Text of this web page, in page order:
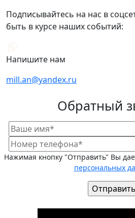
Подписывайтесь на нас в
быть в курсе наших событий:
Напишите нам
mill.an@yandex.ru
Обратный
Нажимая кнопку "Отправить" Вы
персональных